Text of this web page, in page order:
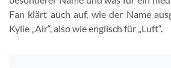
Fan klärt auch auf, wie der Name
Kylie „Air“, also wie englisch für „Luft“.